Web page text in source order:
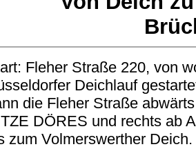
Fleher Straße 220, von
Deichlauf
die Fleher Straße
DÖRES und rechts ab
zum Volmerswerther Deich.